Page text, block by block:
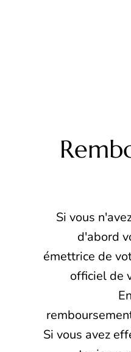
Si vous
d'abord
émettrice de
officiel de
Si vous avez